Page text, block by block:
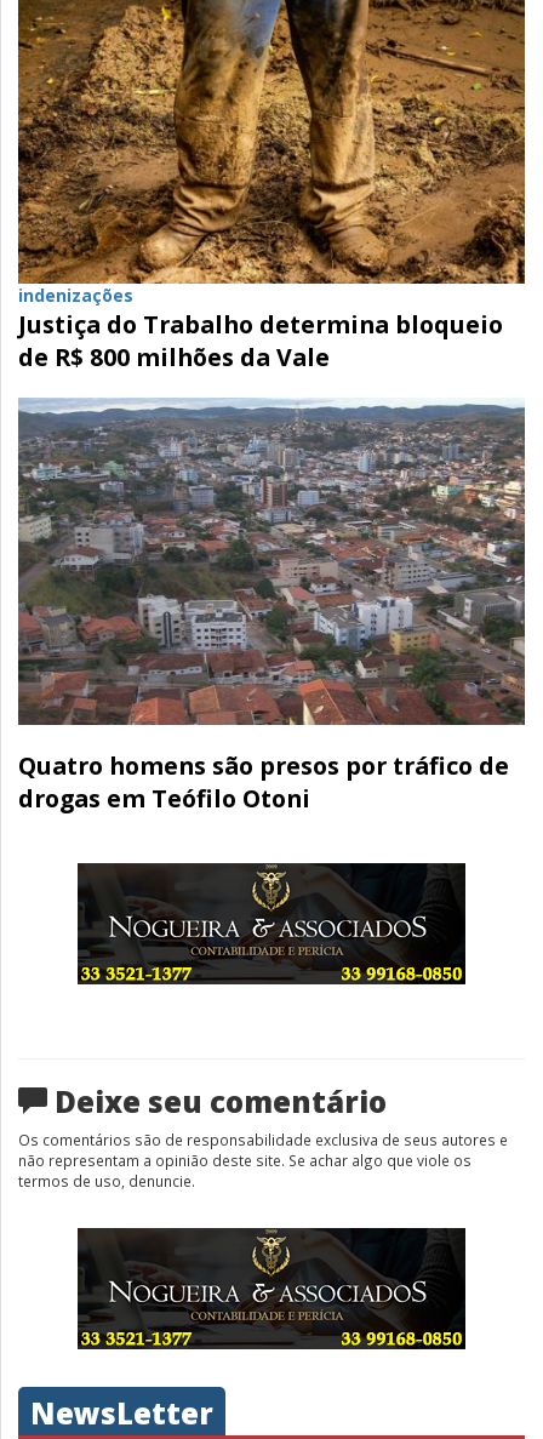
indenizações
Justiça do Trabalho determina bloqueio
de R$ 800 milhões da Vale
Quatro homens são presos por tráfico de
drogas em Teófilo Otoni
Deixe seu comentário
Os comentários são de responsabilidade exclusiva de seus autores e
não representam a opinião deste site. Se achar algo que viole os
termos de uso, denuncie.
NewsLetter